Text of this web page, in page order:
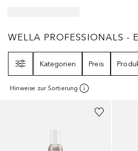
WELLA
WELLA PROFESSIONALS -
Kategorien
Preis
Hinweise zur Sortierung
Größen